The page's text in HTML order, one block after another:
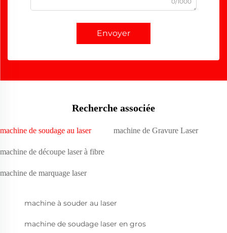
Envoyer
Recherche associée
machine de soudage au laser machine de Gravure Laser
machine de découpe laser à fibre
machine de marquage laser
machine à souder au laser
machine de soudage laser en gros